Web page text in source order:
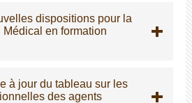
dispositions pour la
en formation
à jour du tableau sur les
des agents